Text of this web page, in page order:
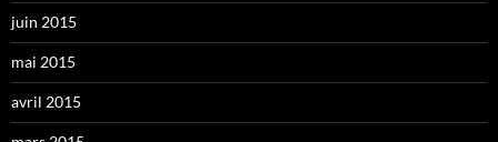
juin 2015
mai 2015
avril 2015